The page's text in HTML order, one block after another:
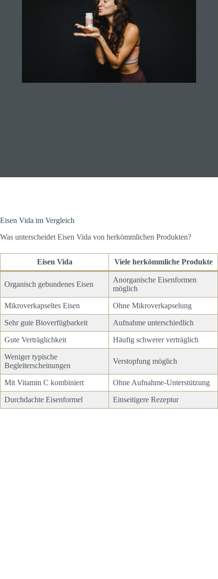
Eisen Vida im Vergleich
Was unterscheidet Eisen Vida von herkömmlichen Produkten?
Eisen Vida Viele herkömmliche Produkte
Organisch gebundenes Eisen
Anorganische Eisenformen
möglich
Mikroverkapseltes Eisen Ohne Mikroverkapselung
Sehr gute Bioverfügbarkeit Aufnahme unterschiedlich
Gute Verträglichkeit Häufig schwerer verträglich
Weniger typische
Begleiterscheinungen
Verstopfung möglich
Mit Vitamin C kombiniert Ohne Aufnahme-Unterstützung
Durchdachte Eisenformel Einseitigere Rezeptur